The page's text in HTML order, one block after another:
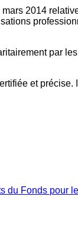
2014
par
et
du Fonds pour